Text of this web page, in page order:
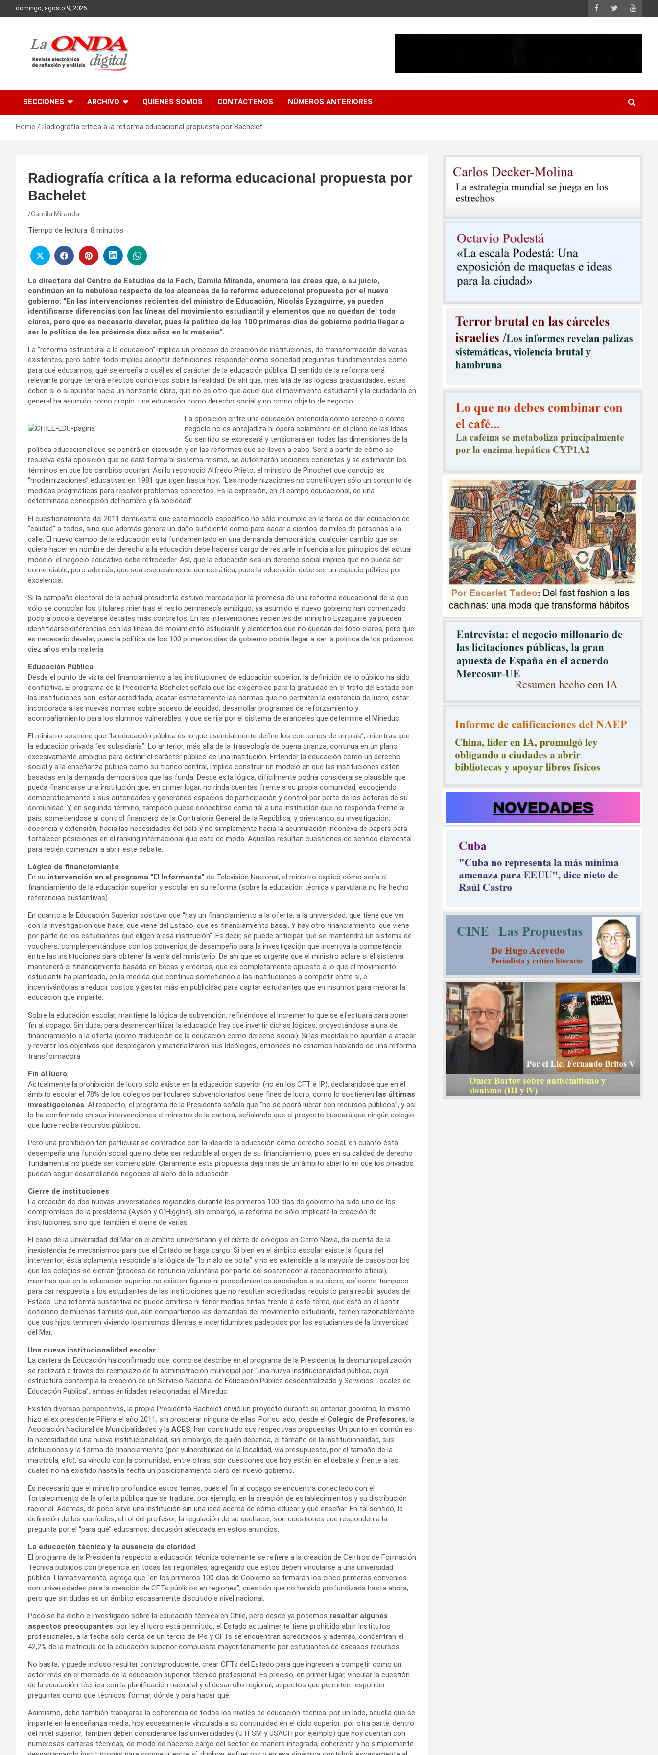
to
domingo, agosto 9, 2026
SECCIONES ARCHIVO QUIENES SOMOS CONTÁCTENOS NÚMEROS ANTERIORES
Home Radiografía crítica a la reforma educacional propuesta por Bachelet
Radiografía crítica a la reforma educacional propuesta por
Bachelet
Camila Miranda
Tiempo de lectura: 8 minutos
La directora del Centro de Estudios de la Fech, Camila Miranda, enumera las áreas que, a su juicio,
continúan en la nebulosa respecto de los alcances de la reforma educacional propuesta por el nuevo
gobierno: “En las intervenciones recientes del ministro de Educación, Nicolás Eyzaguirre, ya pueden
identificarse diferencias con las líneas del movimiento estudiantil y elementos que no quedan del todo
claros, pero que es necesario develar, pues la política de los 100 primeros días de gobierno podría llegar a
ser la política de los próximos diez años en la materia”.
La “reforma estructural a la educación” implica un proceso de creación de instituciones, de transformación de varias
existentes, pero sobre todo implica adoptar definiciones, responder como sociedad preguntas fundamentales como
para qué educamos, qué se enseña o cuál es el carácter de la educación pública. El sentido de la reforma será
relevante porque tendrá efectos concretos sobre la realidad. De ahí que, más allá de las lógicas gradualidades, estas
deben sí o sí apuntar hacia un horizonte claro, que no es otro que aquel que el movimiento estudiantil y la ciudadanía en
general ha asumido como propio: una educación como derecho social y no como objeto de negocio.
La oposición entre una educación entendida como derecho o como
negocio no es antojadiza ni opera solamente en el plano de las ideas.
Su sentido se expresará y tensionará en todas las dimensiones de la
política educacional que se pondrá en discusión y en las reformas que se lleven a cabo. Será a partir de cómo se
resuelva esta oposición que se dará forma al sistema mismo, se autorizarán acciones concretas y se estimarán los
términos en que los cambios ocurran. Así lo reconoció Alfredo Prieto, el ministro de Pinochet que condujo las
“modernizaciones” educativas en 1981 que rigen hasta hoy: “Las modernizaciones no constituyen sólo un conjunto de
medidas pragmáticas para resolver problemas concretos. Es la expresión, en el campo educacional, de una
determinada concepción del hombre y la sociedad”.
El cuestionamiento del 2011 demuestra que este modelo específico no sólo incumple en la tarea de dar educación de
“calidad” a todos, sino que además genera un daño suficiente como para sacar a cientos de miles de personas a la
calle. El nuevo campo de la educación está fundamentado en una demanda democrática, cualquier cambio que se
quiera hacer en nombre del derecho a la educación debe hacerse cargo de restarle influencia a los principios del actual
modelo: el negocio educativo debe retroceder. Así, que la educación sea un derecho social implica que no pueda ser
comerciable, pero además, que sea esencialmente democrática, pues la educación debe ser un espacio público por
excelencia.
Si la campaña electoral de la actual presidenta estuvo marcada por la promesa de una reforma educacional de la que
sólo se conocían los titulares mientras el resto permanecía ambiguo, ya asumido el nuevo gobierno han comenzado
poco a poco a develarse detalles más concretos. En las intervenciones recientes del ministro Eyzaguirre ya pueden
identificarse diferencias con las líneas del movimiento estudiantil y elementos que no quedan del todo claros, pero que
es necesario develar, pues la política de los 100 primeros días de gobierno podría llegar a ser la política de los próximos
diez años en la materia.
Educación Pública
Desde el punto de vista del financiamiento a las instituciones de educación superior, la definición de lo público ha sido
conflictiva. El programa de la Presidenta Bachelet señala que las exigencias para la gratuidad en el trato del Estado con
las instituciones son: estar acreditada; acatar estrictamente las normas que no permiten la existencia de lucro; estar
incorporada a las nuevas normas sobre acceso de equidad; desarrollar programas de reforzamiento y
acompañamiento para los alumnos vulnerables, y que se rija por el sistema de aranceles que determine el Mineduc.
El ministro sostiene que “la educación pública es lo que esencialmente define los contornos de un país”, mientras que
la educación privada “es subsidiaria”. Lo anterior, más allá de la fraseología de buena crianza, continúa en un plano
excesivamente ambiguo para definir el carácter público de una institución. Entender la educación como un derecho
social y a la enseñanza pública como su tronco central, implica construir un modelo en que las instituciones estén
basadas en la demanda democrática que las funda. Desde esta lógica, difícilmente podría considerarse plausible que
pueda financiarse una institución que, en primer lugar, no rinda cuentas frente a su propia comunidad, escogiendo
democráticamente a sus autoridades y generando espacios de participación y control por parte de los actores de su
comunidad. Y, en segundo término, tampoco puede concebirse como tal a una institución que no responda frente al
país, sometiéndose al control financiero de la Contraloría General de la República, y orientando su investigación,
docencia y extensión, hacia las necesidades del país y no simplemente hacia la acumulación inconexa de papers para
fortalecer posiciones en el ranking internacional que esté de moda. Aquellas resultan cuestiones de sentido elemental
para recién comenzar a abrir este debate.
Lógica de financiamiento
En su intervención en el programa “El Informante” de Televisión Nacional, el ministro explicó cómo sería el
financiamiento de la educación superior y escolar en su reforma (sobre la educación técnica y parvularia no ha hecho
referencias sustantivas).
En cuanto a la Educación Superior sostuvo que “hay un financiamiento a la oferta, a la universidad, que tiene que ver
con la investigación que hace, que viene del Estado, que es financiamiento basal. Y hay otro financiamiento, que viene
por parte de los estudiantes que eligen a esa institución”. Es decir, se puede anticipar que se mantendrá un sistema de
vouchers, complementándose con los convenios de desempeño para la investigación que incentiva la competencia
entre las instituciones para obtener la venia del ministerio. De ahí que es urgente que el ministro aclare si el sistema
mantendrá el financiamiento basado en becas y créditos, que es completamente opuesto a lo que el movimiento
estudiantil ha planteado, en la medida que continúa sometiendo a las instituciones a competir entre sí, e
incentivándolas a reducir costos y gastar más en publicidad para captar estudiantes que en insumos para mejorar la
educación que imparte.
Sobre la educación escolar, mantiene la lógica de subvención, refiriéndose al incremento que se efectuará para poner
fin al copago. Sin duda, para desmercantilizar la educación hay que invertir dichas lógicas, proyectándose a una de
financiamiento a la oferta (como traducción de la educación como derecho social). Si las medidas no apuntan a atacar
y revertir los objetivos que desplegaron y materializaron sus ideólogos, entonces no estamos hablando de una reforma
transformadora.
Fin al lucro
Actualmente la prohibición de lucro sólo existe en la educación superior (no en los CFT e IP), declarándose que en el
ámbito escolar el 78% de los colegios particulares subvencionados tiene fines de lucro, como lo sostienen las últimas
investigaciones . Al respecto, el programa de la Presidenta señala que “no se podrá lucrar con recursos públicos”, y así
lo ha confirmado en sus intervenciones el ministro de la cartera, señalando que el proyecto buscará que ningún colegio
que lucre reciba recursos públicos.
Pero una prohibición tan particular se contradice con la idea de la educación como derecho social, en cuanto ésta
desempeña una función social que no debe ser reducible al origen de su financiamiento, pues en su calidad de derecho
fundamental no puede ser comerciable. Claramente esta propuesta deja más de un ámbito abierto en que los privados
puedan seguir desarrollando negocios al alero de la educación.
Cierre de instituciones
La creación de dos nuevas universidades regionales durante los primeros 100 días de gobierno ha sido uno de los
compromisos de la presidenta (Aysén y O ́Higgins), sin embargo, la reforma no sólo implicará la creación de
instituciones, sino que también el cierre de varias.
El caso de la Universidad del Mar en el ámbito universitario y el cierre de colegios en Cerro Navia, da cuenta de la
inexistencia de mecanismos para que el Estado se haga cargo. Si bien en el ámbito escolar existe la figura del
interventor, ésta solamente responde a la lógica de “lo malo se bota” y no es extensible a la mayoría de casos por los
que los colegios se cierran (proceso de renuncia voluntaria por parte del sostenedor al reconocimiento oficial),
mientras que en la educación superior no existen figuras ni procedimientos asociados a su cierre, así como tampoco
para dar respuesta a los estudiantes de las instituciones que no resulten acreditadas, requisito para recibir ayudas del
Estado. Una reforma sustantiva no puede omitirse ni tener medias tintas frente a este tema, que está en el sentir
cotidiano de muchas familias que, aún compartiendo las demandas del movimiento estudiantil, temen razonablemente
que sus hijos terminen viviendo los mismos dilemas e incertidumbres padecidos por los estudiantes de la Universidad
del Mar.
Una nueva institucionalidad escolar
La cartera de Educación ha confirmado que, como se describe en el programa de la Presidenta, la desmunicipalización
se realizará a través del reemplazo de la administración municipal por “una nueva institucionalidad pública, cuya
estructura contempla la creación de un Servicio Nacional de Educación Pública descentralizado y Servicios Locales de
Educación Pública”, ambas entidades relacionadas al Mineduc.
Existen diversas perspectivas, la propia Presidenta Bachelet envió un proyecto durante su anterior gobierno, lo mismo
hizo el ex presidente Piñera el año 2011, sin prosperar ninguna de ellas. Por su lado, desde el Colegio de Profesores, la
Asociación Nacional de Municipalidades y la ACES, han construido sus respectivas propuestas. Un punto en común es
la necesidad de una nueva institucionalidad, sin embargo, de quién dependa, el tamaño de la institucionalidad, sus
atribuciones y la forma de financiamiento (por vulnerabilidad de la localidad, vía presupuesto, por el tamaño de la
matrícula, etc), su vínculo con la comunidad, entre otras, son cuestiones que hoy están en el debate y frente a las
cuales no ha existido hasta la fecha un posicionamiento claro del nuevo gobierno.
Es necesario que el ministro profundice estos temas, pues el fin al copago se encuentra conectado con el
fortalecimiento de la oferta pública que se traduce, por ejemplo, en la creación de establecimientos y su distribución
racional. Además, de poco sirve una institución sin una idea acerca de cómo educar y qué enseñar. En tal sentido, la
definición de los currículos, el rol del profesor, la regulación de su quehacer, son cuestiones que responden a la
pregunta por el “para qué” educamos, discusión adeudada en estos anuncios.
La educación técnica y la ausencia de claridad
El programa de la Presidenta respecto a educación técnica solamente se refiere a la creación de Centros de Formación
Técnica públicos con presencia en todas las regionales, agregando que estos deben vincularse a una universidad
pública. Llamativamente, agrega que “en los primeros 100 días de Gobierno se firmarán los cinco primeros convenios
con universidades para la creación de CFTs públicos en regiones”, cuestión que no ha sido profundizada hasta ahora,
pero que sin dudas es un ámbito escasamente discutido a nivel nacional.
Poco se ha dicho e investigado sobre la educación técnica en Chile, pero desde ya podemos resaltar algunos
aspectos preocupantes: por ley el lucro está permitido, el Estado actualmente tiene prohibido abrir Institutos
profesionales, a la fecha sólo cerca de un tercio de IPs y CFTs se encuentran acreditados y, además, concentran el
42,2% de la matrícula de la educación superior compuesta mayoritariamente por estudiantes de escasos recursos.
No basta, y puede incluso resultar contraproducente, crear CFTs del Estado para que ingresen a competir como un
actor más en el mercado de la educación superior técnico profesional. Es preciso, en primer lugar, vincular la cuestión
de la educación técnica con la planificación nacional y el desarrollo regional, aspectos que permiten responder
preguntas como qué técnicos formar, dónde y para hacer qué.
Asimismo, debe también trabajarse la coherencia de todos los niveles de educación técnica: por un lado, aquella que se
imparte en la enseñanza media, hoy escasamente vinculada a su continuidad en el ciclo superior; por otra parte, dentro
del nivel superior, también deben considerarse las universidades (UTFSM y USACH por ejemplo) que hoy cuentan con
numerosas carreras técnicas, de modo de hacerse cargo del sector de manera integrada, coherente y no simplemente